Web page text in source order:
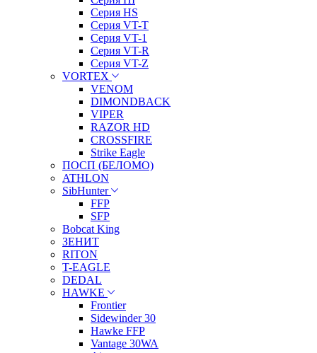
Серия HS
Серия VT-T
Серия VT-1
Серия VT-R
Серия VT-Z
VORTEX
VENOM
DIMONDBACK
VIPER
RAZOR HD
CROSSFIRE
Strike Eagle
ПОСП (БЕЛОМО)
ATHLON
SibHunter
FFP
SFP
Bobcat King
ЗЕНИТ
RITON
T-EAGLE
DEDAL
HAWKE
Frontier
Sidewinder 30
Hawke FFP
Vantage 30WA